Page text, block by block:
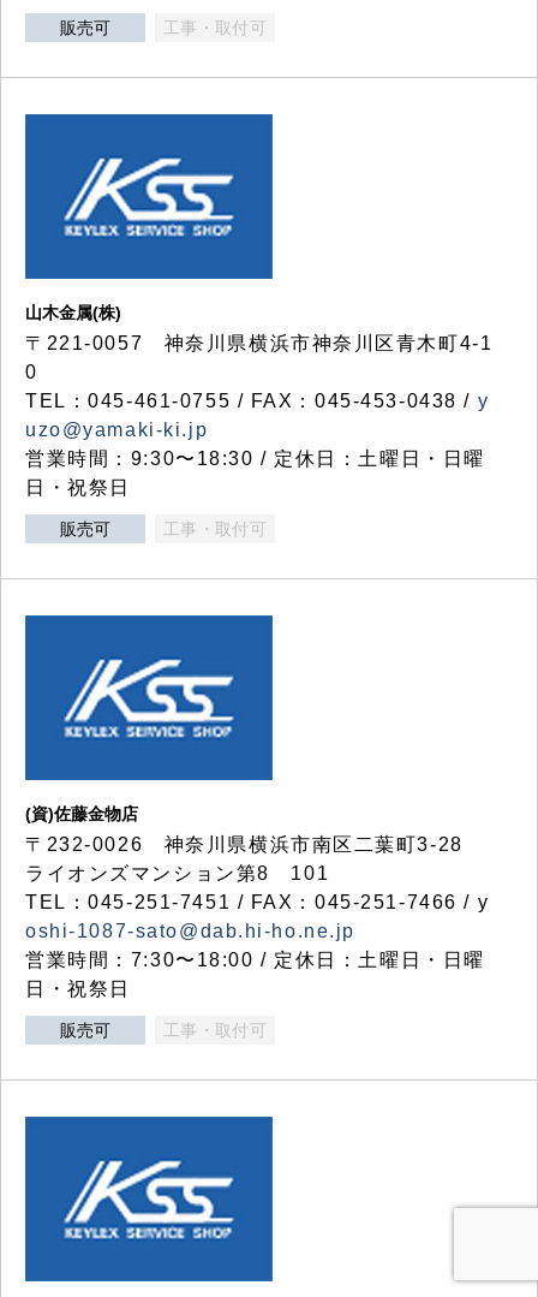
販売可 工事・取付可
山木金属(株)
〒221-0057 神奈川県横浜市神奈川区青木町4-1
0
TEL：045-461-0755 / FAX：045-453-0438 / y
uzo@yamaki-ki.jp
営業時間：9:30〜18:30 / 定休日：土曜日・日曜
日・祝祭日
販売可 工事・取付可
(資)佐藤金物店
〒232-0026 神奈川県横浜市南区二葉町3-28
ライオンズマンション第8 101
TEL：045-251-7451 / FAX：045-251-7466 / y
oshi-1087-sato@dab.hi-ho.ne.jp
営業時間：7:30〜18:00 / 定休日：土曜日・日曜
日・祝祭日
販売可 工事・取付可